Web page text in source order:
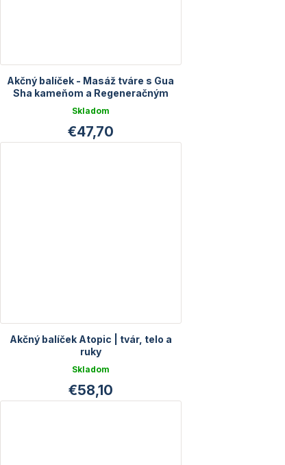
Akčný balíček - Masáž tváre s Gua
Sha kameňom a Regeneračným
sérom
Skladom
€47,70
Akčný balíček Atopic | tvár, telo a
ruky
Skladom
€58,10